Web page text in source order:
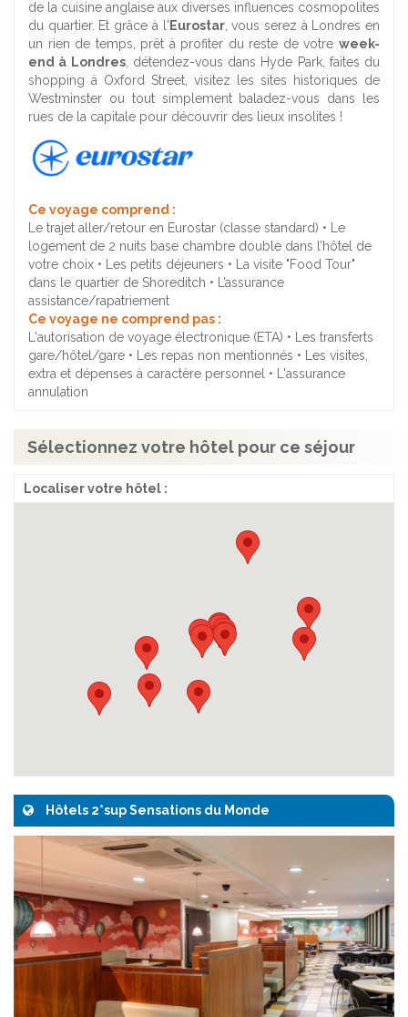
de la cuisine anglaise aux diverses influences cosmopolites
du quartier. Et grâce à l' Eurostar, vous serez à Londres en
un rien de temps, prêt à profiter du reste de votre week-
end à Londres, détendez-vous dans Hyde Park, faites du
shopping à Oxford Street, visitez les sites historiques de
Westminster ou tout simplement baladez-vous dans les
rues de la capitale pour découvrir des lieux insolites !
Ce voyage comprend :
Le trajet aller/retour en Eurostar (classe standard) • Le
logement de 2 nuits base chambre double dans l’hôtel de
votre choix • Les petits déjeuners • La visite "Food Tour"
dans le quartier de Shoreditch • L’assurance
assistance/rapatriement
Ce voyage ne comprend pas :
L'autorisation de voyage électronique (ETA) • Les transferts
gare/hôtel/gare • Les repas non mentionnés • Les visites,
extra et dépenses à caractère personnel • L'assurance
annulation
Sélectionnez votre hôtel pour ce séjour
Localiser votre hôtel :
Hôtels 2*sup Sensations du Monde